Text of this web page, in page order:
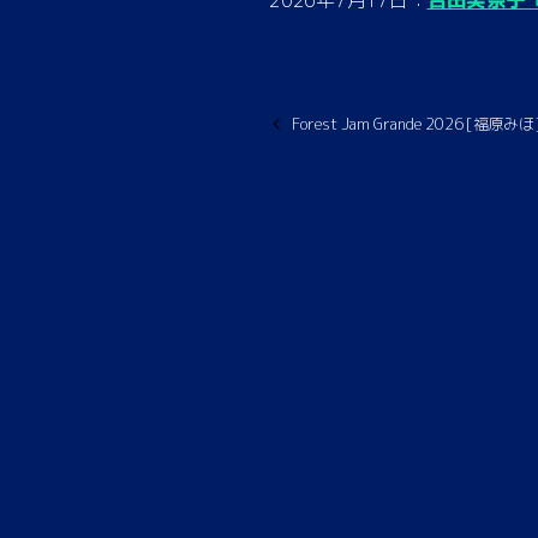
Forest Jam Grande 2026 [福原み